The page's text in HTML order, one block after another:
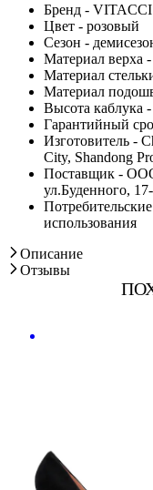
Бренд - VITACCI
Цвет - розовый
Сезон -
Материал верха
Материал
Материал
Высота каблука
Гарантийный
Изготовитель -
City, Shandong
Поставщик -
ул.Буденного, 17-
использования
Описание
Отзывы